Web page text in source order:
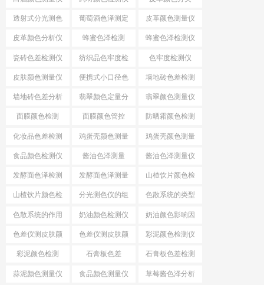
透射式分光测色
仪
葡萄酒色泽测定 皮革颜色测量仪
皮革颜色分析仪 蜂蜜色泽检测 蜂蜜色泽检测仪
瓷砖色差检测仪 纺织品色牢度检
测
色牢度检测仪
皮肤颜色测量仪 便携式小口径色
差仪
墙地砖色差检测
仪
墙地砖色差分析
仪
翡翠颜色定量分
析
翡翠颜色测量仪
面膜颜色检测 面膜颜色管控 防晒霜颜色检测
仪
化妆品色差检测
仪
鸡蛋壳颜色测量 鸡蛋壳颜色测量
仪
食品颜色检测仪 酱油色泽测量 酱油色泽测量仪
发酵面色泽检测
仪
发酵面色泽测量
仪
山楂饮片颜色检
测工具
山楂饮片颜色检
测仪器
分光测色仪的组
成
色散系统的类型
色散系统的作用 奶油颜色检测仪 奶油颜色影响因
素
色差仪测皮肤颜
色
色差仪测皮肤颜
色方法
彩泥颜色检测仪
彩泥颜色检测 石膏板色差 石膏板色差检测
蒜泥颜色测量仪 食品颜色测量仪 草莓酱色泽分析